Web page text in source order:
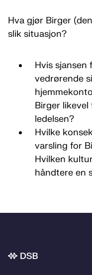
Hva gjør Birger
slik situasjon?
Hvis sjansen
vedrørende
Birger
ledelsen?
Hvilke
varsling for
Hvilken
håndtere en
Bunnområde